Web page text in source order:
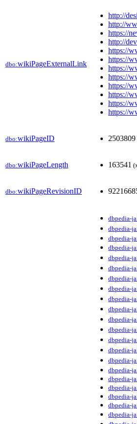
dbo:wikiPageExternalLink
http://
http://
https://
http://
https://
https://
https://
https://
https://
https://
https://
https://
dbo:wikiPageID 2503809
dbo:wikiPageLength 163541
dbo:wikiPageRevisionID
dbpedia-ja
dbpedia-ja
dbpedia-ja
dbpedia-ja
dbpedia-ja
dbpedia-ja
dbpedia-ja
dbpedia-ja
dbpedia-ja
dbpedia-ja
dbpedia-ja
dbpedia-ja
dbpedia-ja
dbpedia-ja
dbpedia-ja
dbpedia-ja
dbpedia-ja
dbpedia-ja
dbpedia-ja
dbpedia-ja
dbpedia-ja